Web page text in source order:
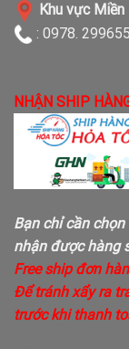
Khu vực Miền
: 0978. 299655
NHẬN SHIP
Bạn chỉ cần
nhận được hàng
Free ship đơn
Để tránh xẩy ra
trước khi thanh